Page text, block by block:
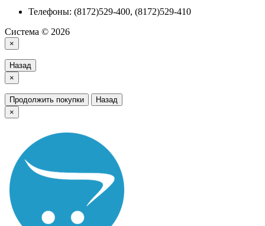
Телефоны: (8172)529-400, (8172)529-410
Система © 2026
×
Назад
×
Продолжить покупки
Назад
×